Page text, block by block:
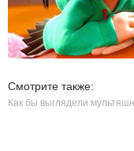
Смотрите также:
Как бы выглядели